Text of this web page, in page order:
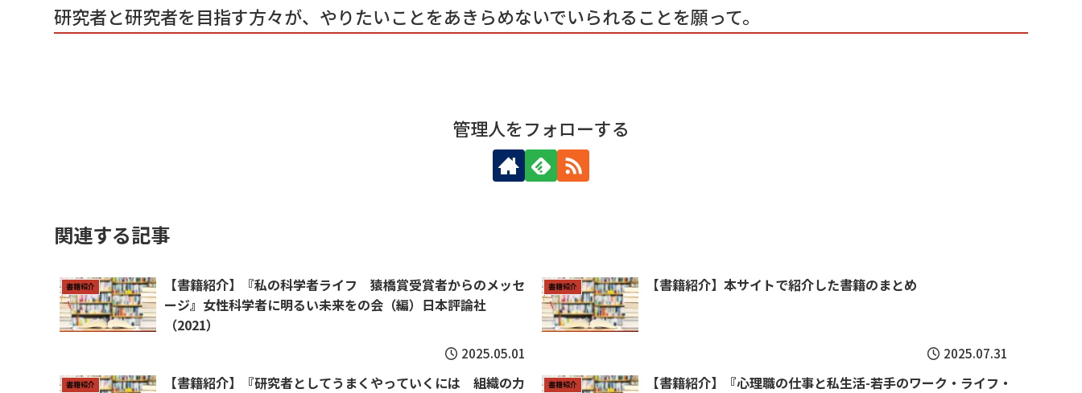
研究者と研究者を目指す方々が、やりたいことをあきらめないでいられることを願って。
管理人をフォローする
関連する記事
書籍紹介
【書籍紹介】『私の科学者ライフ 猿橋賞受賞者からのメッセ
ージ』女性科学者に明るい未来をの会（編）日本評論社
（2021）
2025.05.01
書籍紹介 【書籍紹介】本サイトで紹介した書籍のまとめ
2025.07.31
書籍紹介
【書籍紹介】『研究者としてうまくやっていくには 組織の力
書籍紹介
【書籍紹介】『心理職の仕事と私生活-若手のワーク・ライフ・